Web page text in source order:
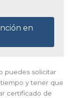
en
puedes solicitar
y tener que
certificado de